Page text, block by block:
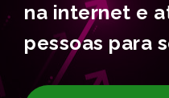
na internet e
pessoas para